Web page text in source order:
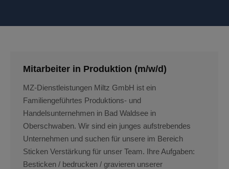
Mitarbeiter in Produktion (m/w/d)
MZ-Dienstleistungen Miltz GmbH ist ein
Familiengeführtes Produktions- und
Handelsunternehmen in Bad Waldsee in
Oberschwaben. Wir sind ein junges aufstrebendes
Unternehmen und suchen für unsere im Bereich
Sticken Verstärkung für unser Team. Ihre Aufgaben:
Besticken / bedrucken / gravieren unserer